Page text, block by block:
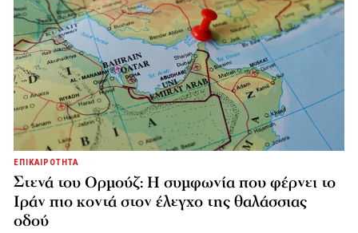
ΕΠΙΚΑΙΡΟΤΗΤΑ
Στενά του Ορμούζ: Η συμφωνία που φέρνει το
Ιράν πιο κοντά στον έλεγχο της θαλάσσιας
οδού